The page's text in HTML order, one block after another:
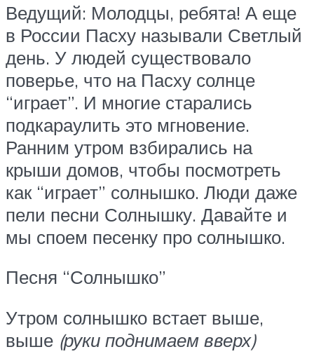
Ведущий: Молодцы, ребята! А еще
в России Пасху называли Светлый
день. У людей существовало
поверье, что на Пасху солнце
“играет”. И многие старались
подкараулить это мгновение.
Ранним утром взбирались на
крыши домов, чтобы посмотреть
как “играет” солнышко. Люди даже
пели песни Солнышку. Давайте и
мы споем песенку про солнышко.
Песня “Солнышко”
Утром солнышко встает выше,
выше (руки поднимаем вверх)